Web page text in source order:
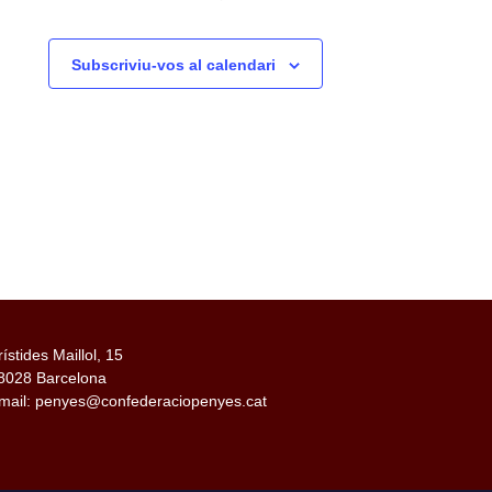
Subscriviu-vos al calendari
Maillol, 15
Barcelona
penyes@confederaciopenyes.cat